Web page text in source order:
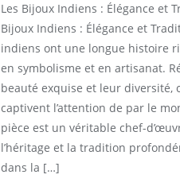
Les Bijoux Indiens : Élégance et
Bijoux Indiens : Élégance et
indiens ont une longue histoire
en symbolisme et en artisanat.
beauté exquise et leur diversité,
captivent l’attention de par le
pièce est un véritable chef-
l’héritage et la tradition
dans la […]